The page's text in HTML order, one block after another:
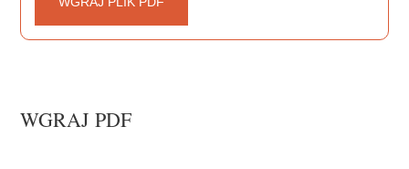
WGRAJ PDF